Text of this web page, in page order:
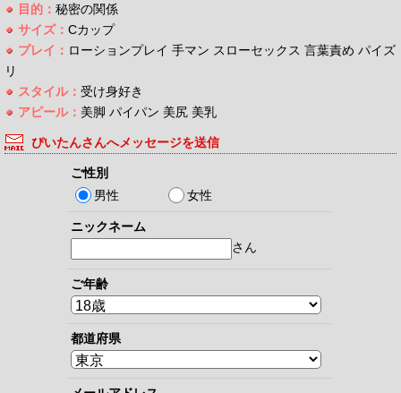
目的： 秘密の関係
サイズ： Cカップ
プレイ： ローションプレイ 手マン スローセックス 言葉責め パイズ
リ
スタイル： 受け身好き
アピール： 美脚 パイパン 美尻 美乳
ぴいたんさんへメッセージを送信